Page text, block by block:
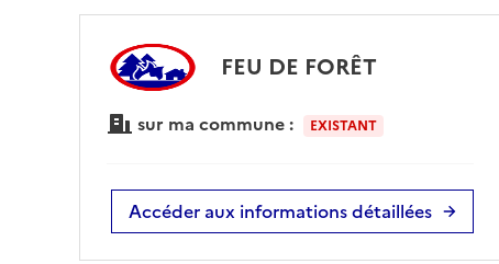
FEU DE FORÊT
sur ma commune : EXISTANT
Accéder aux informations détaillées